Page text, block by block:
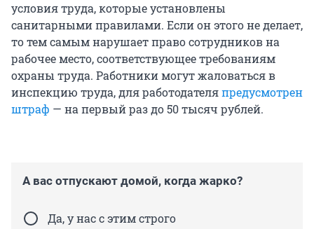
условия труда, которые установлены
санитарными правилами. Если он этого не делает,
то тем самым нарушает право сотрудников на
рабочее место, соответствующее требованиям
охраны труда. Работники могут жаловаться в
инспекцию труда, для работодателяпредусмотрен
штраф — на первый раз до 50 тысяч рублей.
А вас отпускают домой, когда жарко?
Да, у нас с этим строго